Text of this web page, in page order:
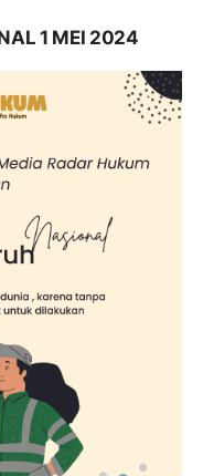
1 MEI 2024